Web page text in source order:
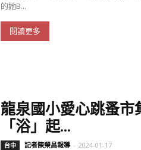
的她B...
閱讀更多
龍泉國小愛心跳蚤
「浴」起...
台中 記者陳榮昌報導 - 2024-01-17